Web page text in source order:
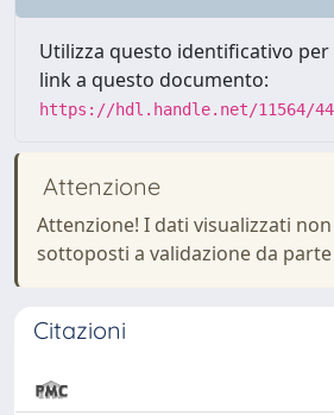
Utilizza questo identificativo
link a questo documento:
https://hdl.handle.net/11564/
Attenzione
Attenzione! I dati visualizzati
sottoposti a validazione da
Citazioni